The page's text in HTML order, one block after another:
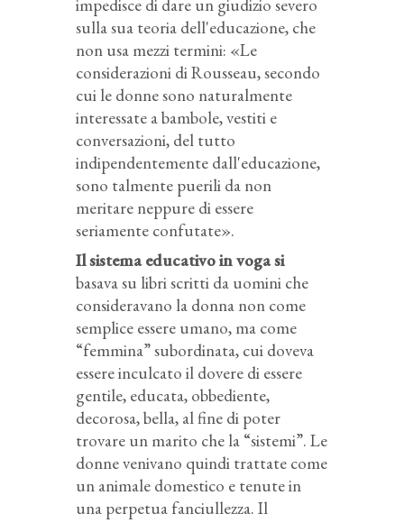
impedisce di dare un giudizio severo
sulla sua teoria dell'educazione, che
non usa mezzi termini: «Le
considerazioni di Rousseau, secondo
cui le donne sono naturalmente
interessate a bambole, vestiti e
conversazioni, del tutto
indipendentemente dall'educazione,
sono talmente puerili da non
meritare neppure di essere
seriamente confutate».
Il sistema educativo in voga si
basava su libri scritti da uomini che
consideravano la donna non come
semplice essere umano, ma come
“femmina” subordinata, cui doveva
essere inculcato il dovere di essere
gentile, educata, obbediente,
decorosa, bella, al fine di poter
trovare un marito che la “sistemi”. Le
donne venivano quindi trattate come
un animale domestico e tenute in
una perpetua fanciullezza. Il